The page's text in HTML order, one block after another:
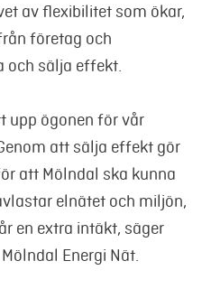
av flexibilitet som ökar,
företag och
och sälja effekt.
upp ögonen för vår
att sälja effekt gör
att Mölndal ska kunna
elnätet och miljön,
en extra intäkt, säger
Energi Nät.